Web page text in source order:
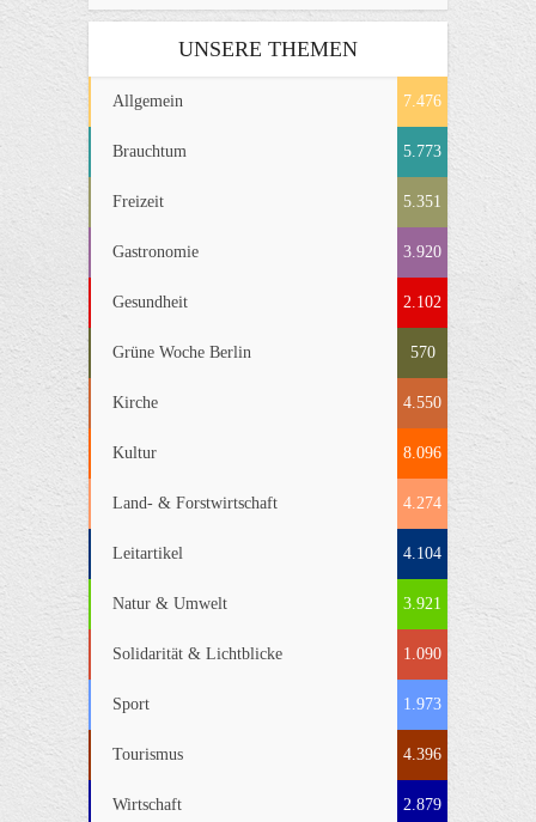
UNSERE THEMEN
Allgemein 7.476
Brauchtum 5.773
Freizeit 5.351
Gastronomie 3.920
Gesundheit 2.102
Grüne Woche Berlin 570
Kirche 4.550
Kultur 8.096
Land- & Forstwirtschaft 4.274
Leitartikel 4.104
Natur & Umwelt 3.921
Solidarität & Lichtblicke 1.090
Sport 1.973
Tourismus 4.396
Wirtschaft 2.879